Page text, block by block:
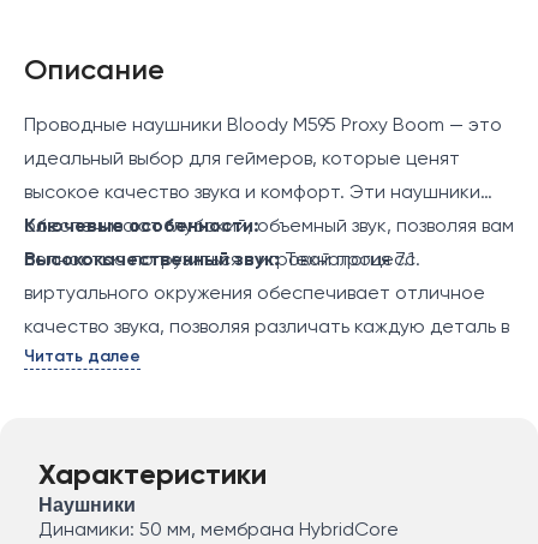
Описание
Проводные наушники Bloody M595 Proxy Boom — это
идеальный выбор для геймеров, которые ценят
высокое качество звука и комфорт. Эти наушники
обеспечивают глубокий, объемный звук, позволяя вам
полностью погрузиться в игровой процесс.
Ключевые особенности:
Высококачественный звук:Технология 7.1
виртуального окружения обеспечивает отличное
качество звука, позволяя различать каждую деталь в
игре.
время длительных игровых сессий.
Микрофон с шумоподавлением:
микрофон с функцией подавления шума
Читать далее
Характеристики
Наушники
Динамики: 50 мм, мембрана HybridCore